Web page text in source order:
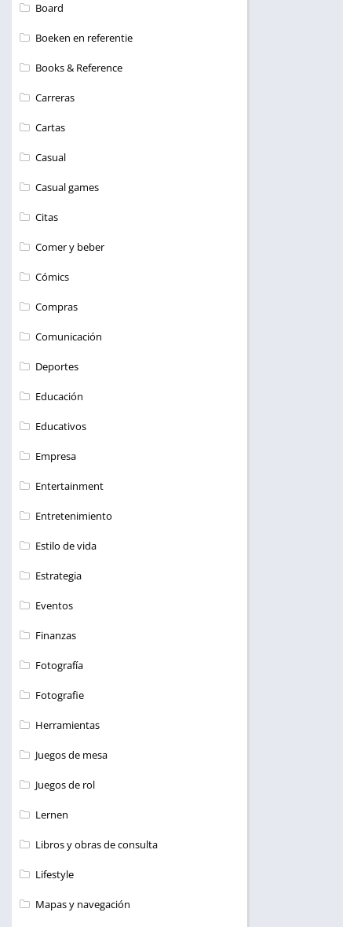
Board
Boeken en referentie
Books & Reference
Carreras
Cartas
Casual
Casual games
Citas
Comer y beber
Cómics
Compras
Comunicación
Deportes
Educación
Educativos
Empresa
Entertainment
Entretenimiento
Estilo de vida
Estrategia
Eventos
Finanzas
Fotografía
Fotografie
Herramientas
Juegos de mesa
Juegos de rol
Lernen
Libros y obras de consulta
Lifestyle
Mapas y navegación